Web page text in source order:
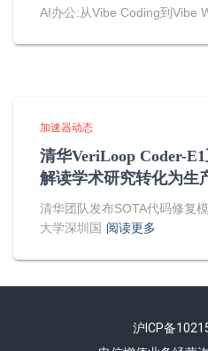
AI办公:从Vibe Coding到Vibe
加速器动态
清华VeriLoop Coder-
解读学术研究转化为生
清华团队发布SOTA代码修复
大学深圳国 阅读更多
沪ICP备